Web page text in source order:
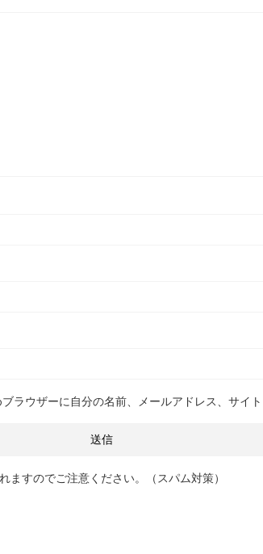
ラウザーに自分の名前、メールアドレス、サイト
ますのでご注意ください。（スパム対策）